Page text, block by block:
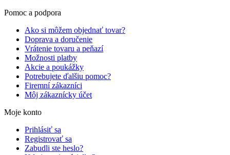
Pomoc a podpora
Ako si môžem objednať tovar?
Doprava a doručenie
Vrátenie tovaru a peňazí
Možnosti platby
Akcie a poukážky
Potrebujete ďalšiu pomoc?
Firemní zákazníci
Môj zákaznícky účet
Moje konto
Prihlásiť sa
Registrovať sa
Zabudli ste heslo?